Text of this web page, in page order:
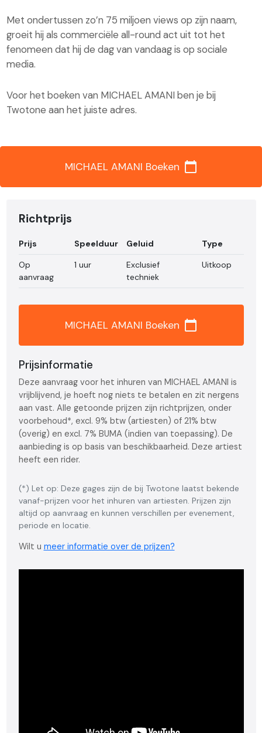
Met ondertussen zo’n 75 miljoen views op zijn naam,
groeit hij als commerciële all-round act uit tot het
fenomeen dat hij de dag van vandaag is op sociale
media.
Voor het boeken van MICHAEL AMANI ben je bij
Twotone aan het juiste adres.
MICHAEL AMANI Boeken calendar_today
Richtprijs
Prijs Speelduur Geluid
Type
Op
aanvraag
1 uur
Exclusief
techniek
Uitkoop
MICHAEL AMANI Boeken calendar_today
Prijsinformatie
Deze aanvraag voor het inhuren van MICHAEL AMANI is
vrijblijvend, je hoeft nog niets te betalen en zit nergens
aan vast. Alle getoonde prijzen zijn richtprijzen, onder
voorbehoud*, excl. 9% btw (artiesten) of 21% btw
(overig) en excl. 7% BUMA (indien van toepassing). De
aanbieding is op basis van beschikbaarheid. Deze artiest
heeft een rider.
(*) Let op: Deze gages zijn de bij Twotone laatst bekende
vanaf-prijzen voor het inhuren van artiesten. Prijzen zijn
altijd op aanvraag en kunnen verschillen per evenement,
periode en locatie.
Wilt u meer informatie over de prijzen?